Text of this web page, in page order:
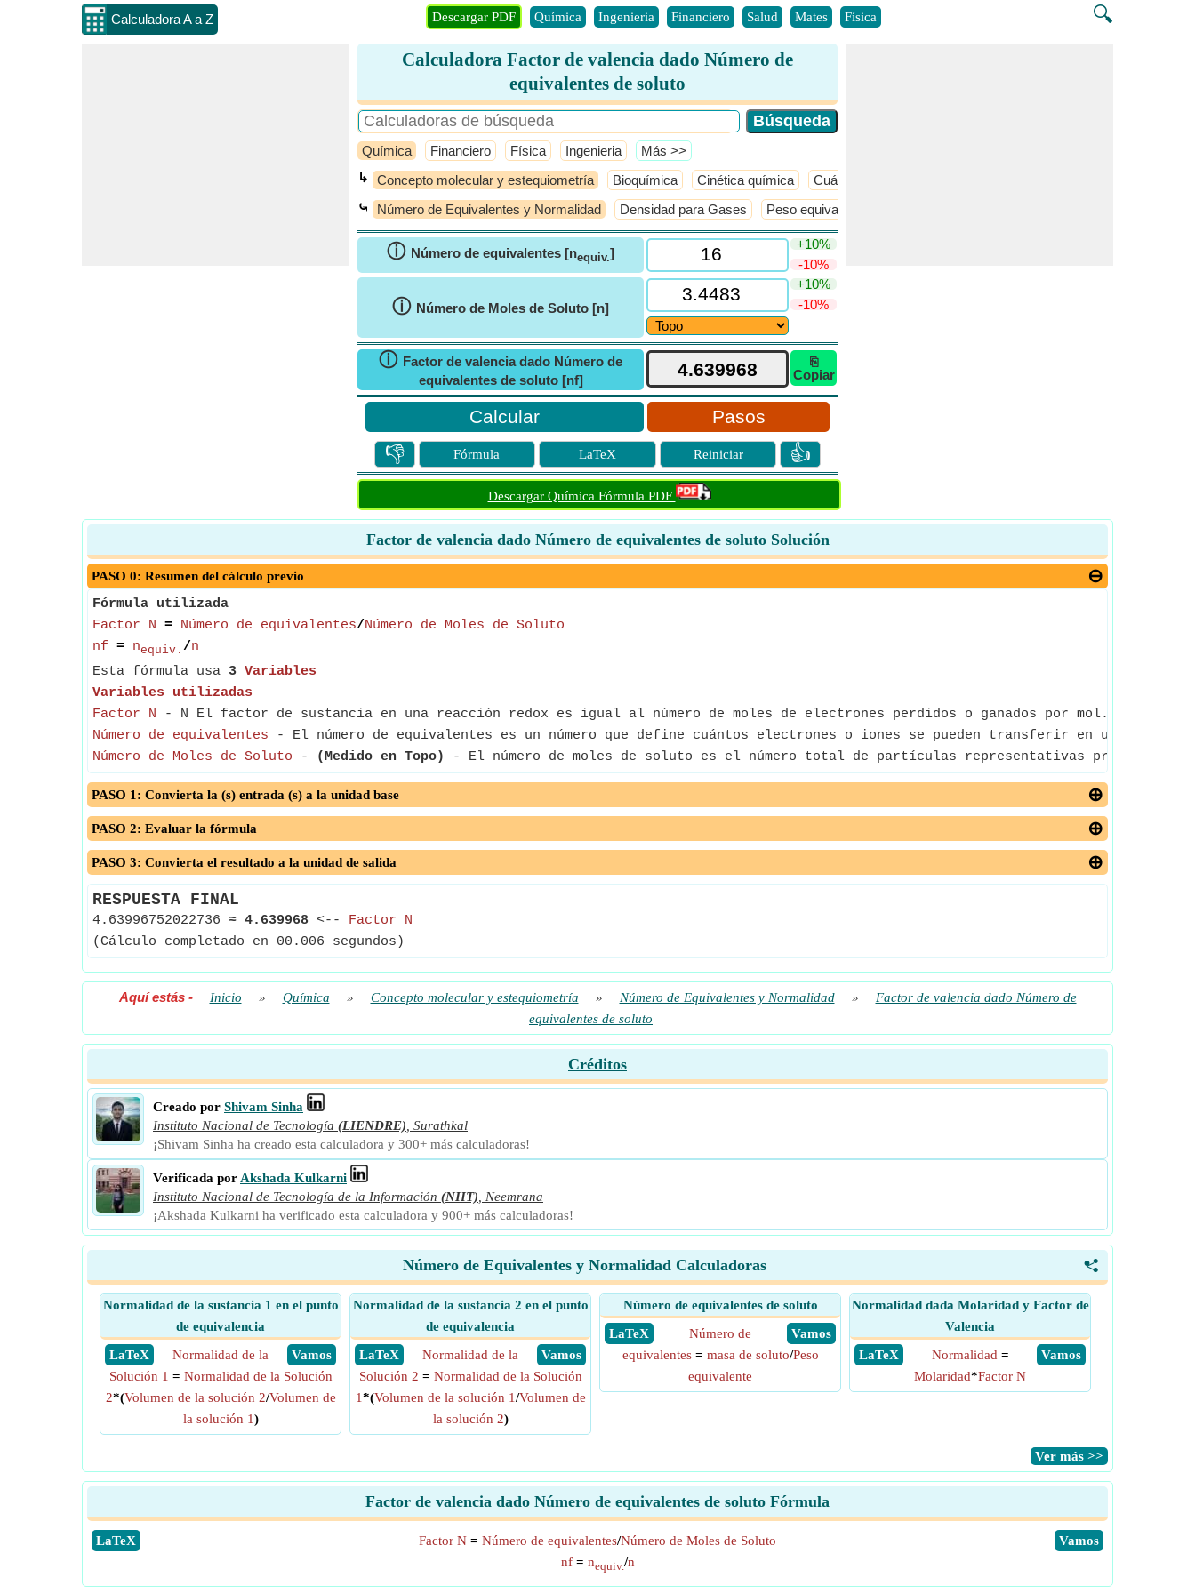
Calculadora A a Z 🔍
Descargar PDF Química Ingenieria Financiero Salud Mates Física
Calculadora Factor de valencia dado Número de
equivalentes de soluto
Química Financiero Física Ingenieria ​Más >>
↳ Concepto molecular y estequiometría Bioquímica Cinética química Cuántico
⤿ Número de Equivalentes y Normalidad Densidad para Gases Peso equivalente
ⓘ Número de equivalentes [nequiv.]
+10%
-10%
ⓘ Número de Moles de Soluto [n]
+10%
-10%
ⓘ Factor de valencia dado Número de
equivalentes de soluto [nf]
⎘
Copiar
Pasos
👎 Fórmula LaTeX Reiniciar 👍
Descargar Química Fórmula PDF
Factor de valencia dado Número de equivalentes de soluto Solución
PASO 0: Resumen del cálculo previo
Fórmula utilizada
Factor N = Número de equivalentes/Número de Moles de Soluto
nf = nequiv. /n
Esta fórmula usa 3 Variables
Variables utilizadas
Factor N - N El factor de sustancia en una reacción redox es igual al número de moles de electrones perdidos o ganados por mol.
Número de equivalentes - El número de equivalentes es un número que define cuántos electrones o iones se pueden transferir en una
Número de Moles de Soluto - (Medido en Topo) - El número de moles de soluto es el número total de partículas representativas presentes
PASO 1: Convierta la (s) entrada (s) a la unidad base
PASO 2: Evaluar la fórmula
PASO 3: Convierta el resultado a la unidad de salida
RESPUESTA FINAL
4.63996752022736 ≈ 4.639968 <-- Factor N
(Cálculo completado en 00.006 segundos)
Aquí estás- Inicio » Química » Concepto molecular y estequiometría » Número de Equivalentes y Normalidad »
Factor de valencia dado Número de
equivalentes de soluto
Créditos
Creado por Shivam Sinha
Instituto Nacional de Tecnología (LIENDRE) Surathkal
¡Shivam Sinha ha creado esta calculadora y 300+ más calculadoras!
Verificada por Akshada Kulkarni
Instituto Nacional de Tecnología de la Información (NIIT)
Neemrana
¡Akshada Kulkarni ha verificado esta calculadora y 900+ más calculadoras!
<
Número de Equivalentes y Normalidad Calculadoras
Normalidad de la sustancia 1 en el punto
de equivalencia
​ LaTeX
​ Vamos
Normalidad de la
Solución 1 = Normalidad de la Solución
2*(Volumen de la solución 2/Volumen de
la solución 1)
Normalidad de la sustancia 2 en el punto
de equivalencia
​ LaTeX
​ Vamos
Normalidad de la
Solución 2 = Normalidad de la Solución
1*(Volumen de la solución 1/Volumen de
la solución 2)
Número de equivalentes de soluto
​ LaTeX
​ Vamos
Número de
equivalentes= masa de soluto/Peso
equivalente
Normalidad dada Molaridad y Factor de
Valencia
​ LaTeX
​ Vamos
Normalidad =
Molaridad*Factor N
​Ver más >>
Factor de valencia dado Número de equivalentes de soluto Fórmula
​LaTeX ​Vamos
Factor N = Número de equivalentes/Número de Moles de Soluto
nf= nequiv./n